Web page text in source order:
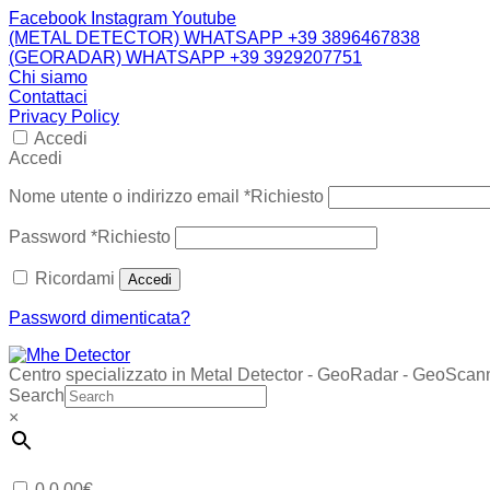
Facebook Instagram Youtube
(METAL DETECTOR) WHATSAPP +39 3896467838
(GEORADAR) WHATSAPP +39 3929207751
Chi siamo
Contattaci
Privacy Policy
Accedi
Accedi
Nome utente o indirizzo email *Richiesto
Password *Richiesto
Ricordami Accedi
Password dimenticata?
Centro specializzato in Metal Detector - GeoRadar -
Search
×